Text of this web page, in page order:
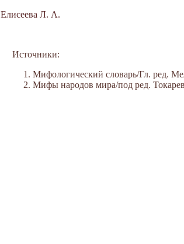
Елисеева Л. А.
Источники:
Мифологический словарь/Гл. ред.
Мифы народов мира/под ред.